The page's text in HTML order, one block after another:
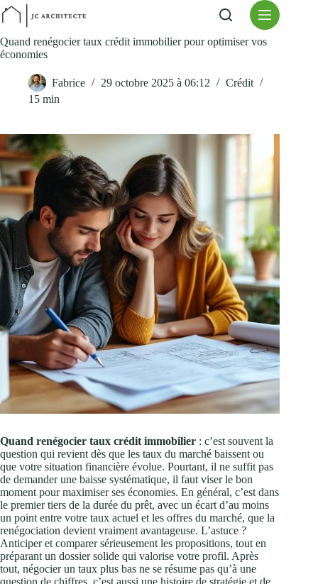
Passer
contenu
Quand renégocier taux crédit immobilier pour optimiser vos
économies
Fabrice 29 octobre 2025 à 06:12
Crédit
15 min
Quand renégocier taux crédit immobilier : c’est souvent la
question qui revient dès que les taux du marché baissent ou
que votre situation financière évolue. Pourtant, il ne suffit pas
de demander une baisse systématique, il faut viser le bon
moment pour maximiser ses économies. En général, c’est dans
le premier tiers de la durée du prêt, avec un écart d’au moins
un point entre votre taux actuel et les offres du marché, que la
renégociation devient vraiment avantageuse. L’astuce ?
Anticiper et comparer sérieusement les propositions, tout en
préparant un dossier solide qui valorise votre profil. Après
tout, négocier un taux plus bas ne se résume pas qu’à une